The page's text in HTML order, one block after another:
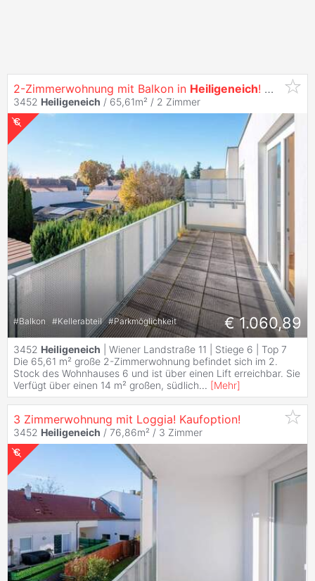
2-Zimmerwohnung mit Balkon in Heiligeneich! Wohnzuschuss möglich!
3452 Heiligeneich / 65,61m² / 2 Zimmer
#Balkon #Kellerabteil #Parkmöglichkeit € 1.060,89
3452 Heiligeneich | Wiener Landstraße 11 | Stiege 6 | Top 7
Die 65,61 m² große 2-Zimmerwohnung befindet sich im 2.
Stock des Wohnhauses 6 und ist über einen Lift erreichbar. Sie
Verfügt über einen 14 m² großen, südlich... [Mehr]
3 Zimmerwohnung mit Loggia! Kaufoption!
3452 Heiligeneich / 76,86m² / 3 Zimmer